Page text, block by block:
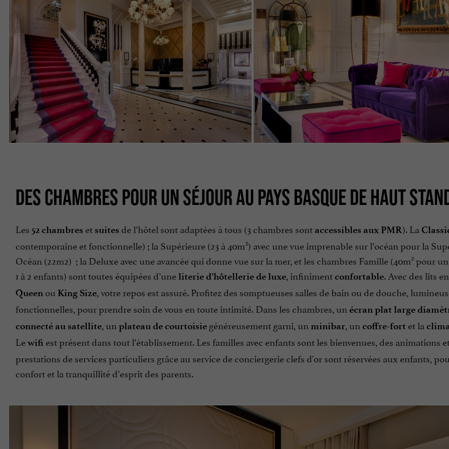
DES CHAMBRES POUR UN SÉJOUR AU PAYS BASQUE DE HAUT
Les 52 chambres et suites de l’hôtel sont adaptées à tous (3 chambres sont accessibles aux PMR). La
contemporaine et fonctionnelle) ; la Supérieure (23 à 40m2) avec une vue imprenable sur l’océan pour la
Océan (22m2) ; la Deluxe avec une avancée qui donne vue sur la mer, et les chambres Famille (40m2pour
1 à 2 enfants) sont toutes équipées d’uneliterie d’hôtellerie de luxe, infinimentconfortable. Avec des lits
Queen ou King Size, votre repos est assuré. Profitez des somptueuses salles de bain ou de douche,
fonctionnelles, pour prendre soin de vous en toute intimité. Dans les chambres, un écran plat large
connecté au satellite, un plateau de courtoisie généreusement garni, un minibar, un coffre-fort et la
Lewifi est présent dans tout l’établissement. Les familles avec enfants sont les bienvenues, des animations
prestations de services particuliers grâce au service de conciergerie clefs d'or sont réservées aux enfants,
confort et la tranquillité d’esprit des parents.